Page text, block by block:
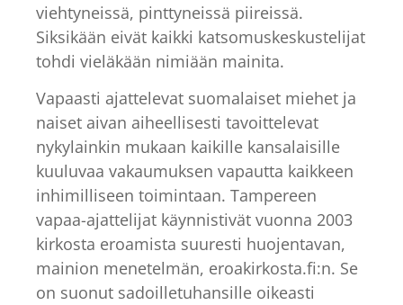
viehtyneissä, pinttyneissä piireissä.
Siksikään eivät kaikki katsomuskeskustelijat
tohdi vieläkään nimiään mainita.
Vapaasti ajattelevat suomalaiset miehet ja
naiset aivan aiheellisesti tavoittelevat
nykylainkin mukaan kaikille kansalaisille
kuuluvaa vakaumuksen vapautta kaikkeen
inhimilliseen toimintaan. Tampereen
vapaa-ajattelijat käynnistivät vuonna 2003
kirkosta eroamista suuresti huojentavan,
mainion menetelmän, eroakirkosta.fi:n. Se
on suonut sadoilletuhansille oikeasti